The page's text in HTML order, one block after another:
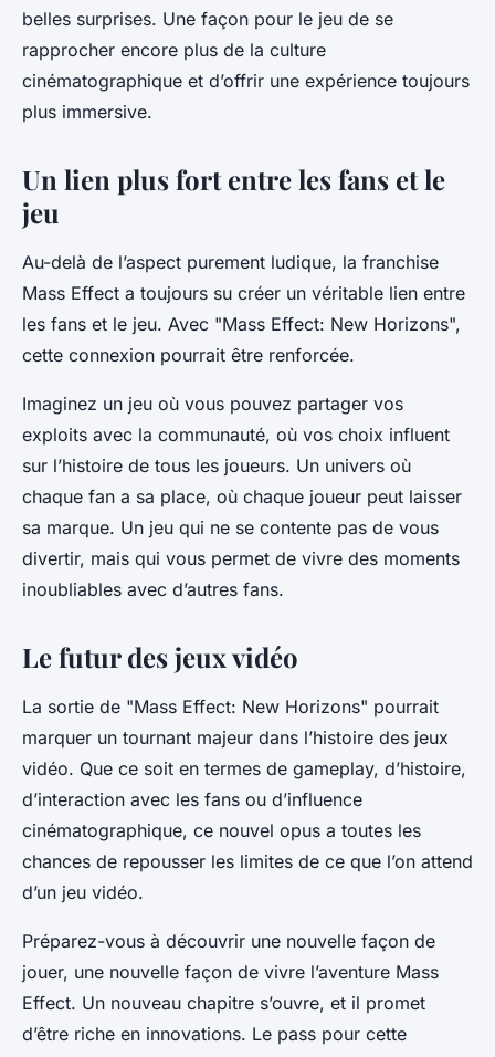
belles surprises. Une façon pour le jeu de se
rapprocher encore plus de la culture
cinématographique et d’offrir une expérience toujours
plus immersive.
Un lien plus fort entre les fans et le
jeu
Au-delà de l’aspect purement ludique, la franchise
Mass Effect a toujours su créer un véritable lien entre
les fans et le jeu. Avec "Mass Effect: New Horizons",
cette connexion pourrait être renforcée.
Imaginez un jeu où vous pouvez partager vos
exploits avec la communauté, où vos choix influent
sur l’histoire de tous les joueurs. Un univers où
chaque fan a sa place, où chaque joueur peut laisser
sa marque. Un jeu qui ne se contente pas de vous
divertir, mais qui vous permet de vivre des moments
inoubliables avec d’autres fans.
Le futur des jeux vidéo
La sortie de "Mass Effect: New Horizons" pourrait
marquer un tournant majeur dans l’histoire des jeux
vidéo. Que ce soit en termes de gameplay, d’histoire,
d’interaction avec les fans ou d’influence
cinématographique, ce nouvel opus a toutes les
chances de repousser les limites de ce que l’on attend
d’un jeu vidéo.
Préparez-vous à découvrir une nouvelle façon de
jouer, une nouvelle façon de vivre l’aventure Mass
Effect. Un nouveau chapitre s’ouvre, et il promet
d’être riche en innovations. Le pass pour cette